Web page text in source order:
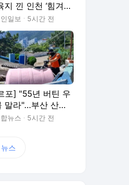
지 낀 인천 ‘힘겨운
의 현장’
일보 5시간 전
포] "55년 버틴 우
말라"…부산 산동
폭염·가뭄에 생존
뉴스 5시간 전
뉴스